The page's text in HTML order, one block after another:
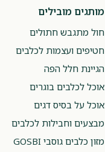
מותגים מובילים
חול מתגבש חתולים
חטיפים ועצמות לכלבים
הגיינת חלל הפה
אוכל לכלבים בוגרים
אוכל על בסיס דגים
מבצעים וחבילות לכלבים
מזון כלבים גוסבי GOSBI